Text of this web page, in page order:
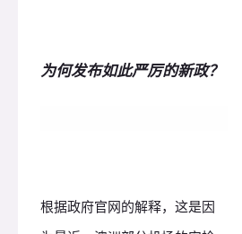
为何发布如此严厉的新政？
根据政府官网的解释，这是因